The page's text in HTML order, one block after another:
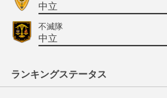
中立
不滅隊
中立
ランキングステータス